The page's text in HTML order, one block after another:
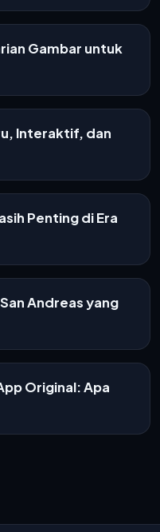
Gambar untuk
Interaktif, dan
Penting di Era
Andreas yang
Original: Apa